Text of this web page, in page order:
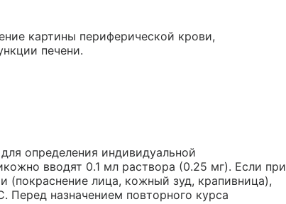
картины периферической крови,
печени.
определения индивидуальной
вводят 0.1 мл раствора (0.25 мг). Если при
(покраснение лица, кожный зуд, крапивница),
назначением повторного курса